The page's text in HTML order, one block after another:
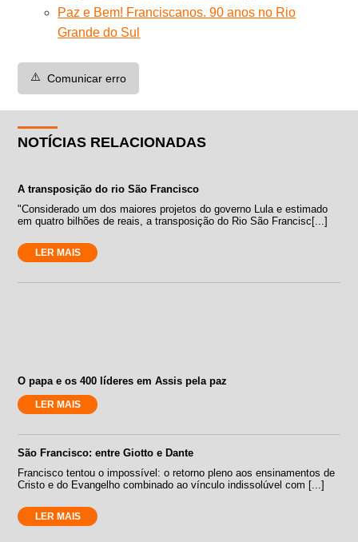
Paz e Bem! Franciscanos. 90 anos no Rio
Grande do Sul
⚠️ Comunicar erro
NOTÍCIAS RELACIONADAS
A transposição do rio São Francisco
"Considerado um dos maiores projetos do governo Lula e estimado
em quatro bilhões de reais, a transposição do Rio São Francisc[...]
LER MAIS
O papa e os 400 líderes em Assis pela paz
LER MAIS
São Francisco: entre Giotto e Dante
Francisco tentou o impossível: o retorno pleno aos ensinamentos de
Cristo e do Evangelho combinado ao vínculo indissolúvel com [...]
LER MAIS